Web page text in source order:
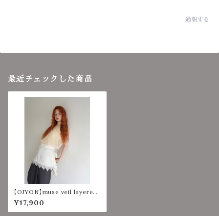
通報する
最近チェックした商品
【OJYON】muse veil layered
top 【YELLOW】
¥17,900